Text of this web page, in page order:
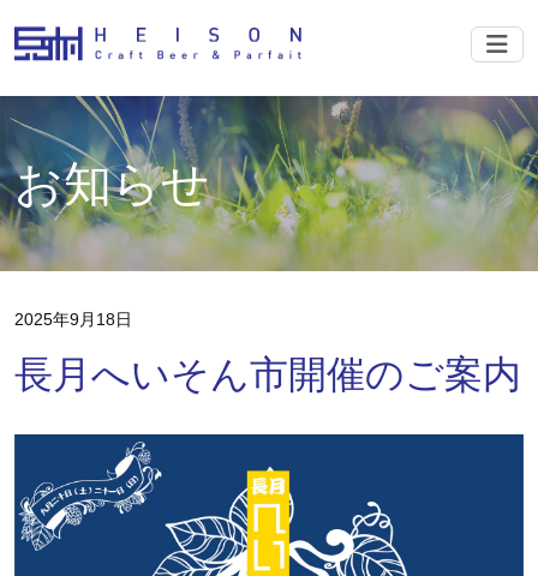
ナ
お知らせ
2025年9月18日
長月へいそん市開催のご案内